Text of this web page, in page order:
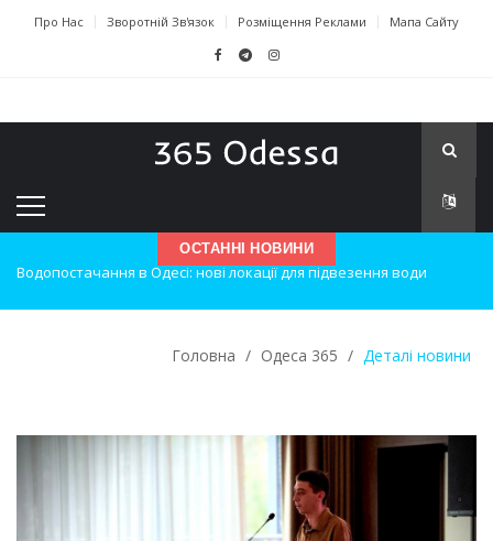
Про Нас Зворотній Зв'язок Розміщення Реклами Мапа Сайту
ОСТАННІ НОВИНИ
Нічна атака на Одесу: наслідки вибухів
Новини з Зимової школи інсульту в Швейцарії
Інтеграція ветеранів в українське суспільство
Головна / Одеса 365 / Деталі новини